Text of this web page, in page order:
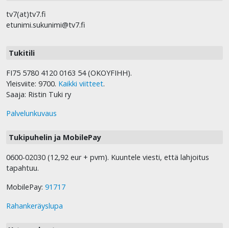
tv7(at)tv7.fi
etunimi.sukunimi@tv7.fi
Tukitili
FI75 5780 4120 0163 54 (OKOYFIHH).
Yleisviite: 9700. Kaikki viitteet.
Saaja: Ristin Tuki ry
Palvelunkuvaus
Tukipuhelin ja MobilePay
0600-02030 (12,92 eur + pvm). Kuuntele viesti, että lahjoitus
tapahtuu.
MobilePay: 91717
Rahankeräyslupa